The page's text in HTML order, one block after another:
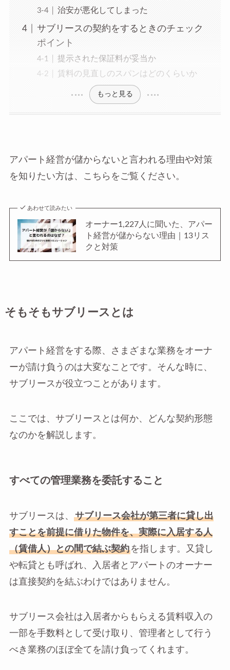
治安が悪化してしまった
サブリースの契約をするときのチェック
ポイント
提示された保証料が妥当か
賃料の見直しのスパンはどのくらいか
もっと見る
アパート経営が儲からないと言われる理由や対策
を知りたい方は、こちらをご覧ください。
あわせて読みたい
オーナー1,227人に聞いた、アパー
ト経営が儲からない理由｜13リス
クと対策
そもそもサブリースとは
アパート経営をする際、さまざまな業務をオーナ
ーが請け負うのは大変なことです。そんな時に、
サブリースが役立つことがあります。
ここでは、サブリースとは何か、どんな契約形態
なのかを解説します。
すべての管理業務を委託すること
サブリースは、
サブリース会社が第三者に貸し出
すことを前提に借りた物件を、実際に入居する人
（賃借人）との間で結ぶ契約を指します。又貸し
や転貸とも呼ばれ、入居者とアパートのオーナー
は直接契約を結ぶわけではありません。
サブリース会社は入居者からもらえる賃料収入の
一部を手数料として受け取り、管理者として行う
べき業務のほぼ全てを請け負ってくれます。